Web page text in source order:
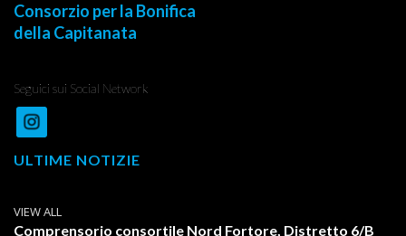
Consorzio per la Bonifica
della Capitanata
Seguici sui Social Network
ULTIME NOTIZIE
VIEW ALL
Comprensorio consortile Nord Fortore, Distretto 6/B